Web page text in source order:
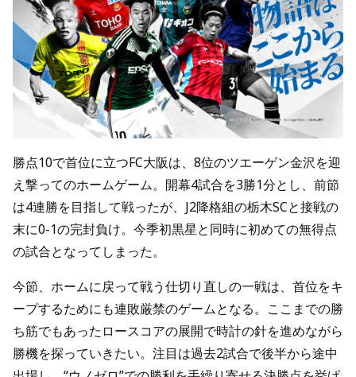
勝点10で首位に立つFC大阪は、8位のツエーゲン金沢を迎
え撃ってのホームゲーム。開幕4試合を3勝1分とし、前節
は4連勝を目指して戦ったが、J2降格組の栃木SCと接戦の
末に0-1の完封負け。今季初黒星と同時に初めての無得点
の試合となってしまった。
今節、ホームに戻って戦う仕切り直しの一戦は、首位をキ
ープするためにも連敗厳禁のゲームとなる。ここまでの勝
ち筋でもあったロースコアの展開で時計の針を進めながら
勝機を探っていきたい。注目は過去2試合で後半から途中